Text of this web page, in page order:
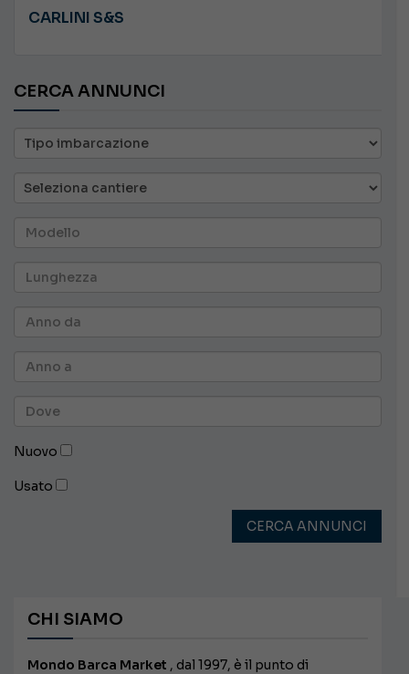
CARLINI S&S
CERCA ANNUNCI
Nuovo
Usato
CERCA ANNUNCI
CHI SIAMO
Mondo Barca Market , dal 1997, è il punto di